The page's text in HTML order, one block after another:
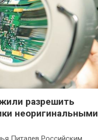
разрешить
неоригинальными